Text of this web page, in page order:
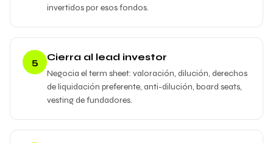
invertidos por esos fondos.
5 Cierra al lead investor
Negocia el term sheet: valoración, dilución, derechos
de liquidación preferente, anti-dilución, board seats,
vesting de fundadores.